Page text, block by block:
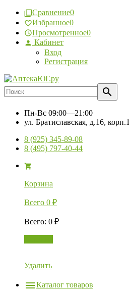
Сравнение0
Избранное0
Просмотренное0
Кабинет
Вход
Регистрация
Пн-Вс 09:00—21:00
ул. Братиславская, д.16, корп.1
8 (925) 345-89-08
8 (495) 797-40-44
Корзина
Всего 0 ₽
Всего: 0 ₽
Удалить
Каталог товаров